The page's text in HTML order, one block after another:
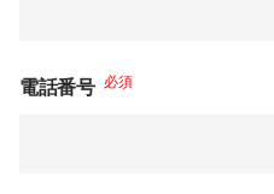
電話番号 必須